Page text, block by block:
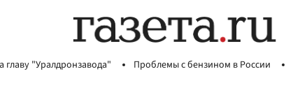
главу "Уралдронзавода" Проблемы с бензином в России